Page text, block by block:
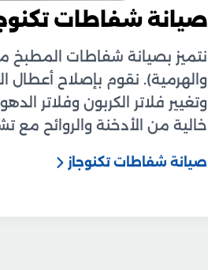
صيانة شفاطات
نتميز بصيانة شفاطات المطبخ
والهرمية). نقوم بإصلاح أعطال
وتغيير فلاتر الكربون وفلاتر
خالية من الأدخنة والروائح
صيانة شفاطات تكنوجاز